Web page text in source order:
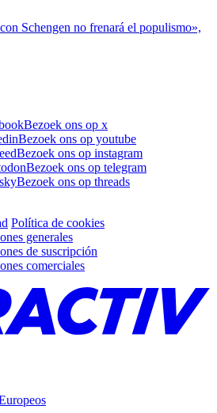
Schengen no frenará el populismo»,
Bezoek ons op x
Bezoek ons op youtube
Bezoek ons op instagram
Bezoek ons op telegram
Bezoek ons op threads
Política de cookies
generales
de suscripción
comerciales